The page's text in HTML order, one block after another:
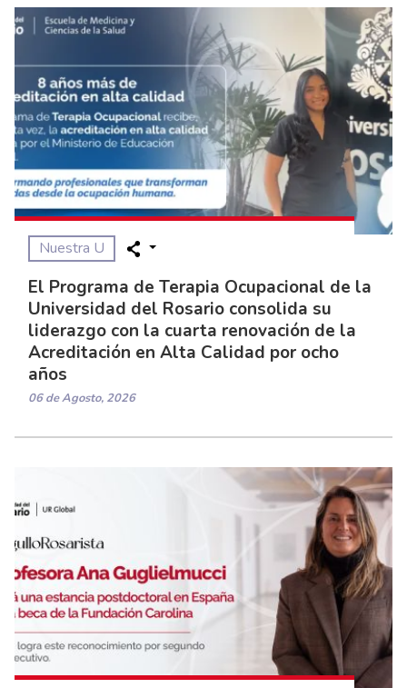
Nuestra U
El Programa de Terapia Ocupacional de la
Universidad del Rosario consolida su
liderazgo con la cuarta renovación de la
Acreditación en Alta Calidad por ocho
años
06 de Agosto, 2026